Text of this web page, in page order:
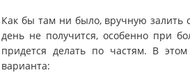
Как бы там ни было, вручную залить
день не получится, особенно при
придется делать по частям. В этом
варианта: